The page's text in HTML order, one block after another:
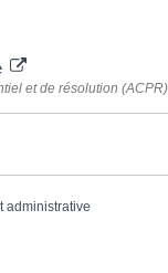
et de résolution (ACPR)
administrative